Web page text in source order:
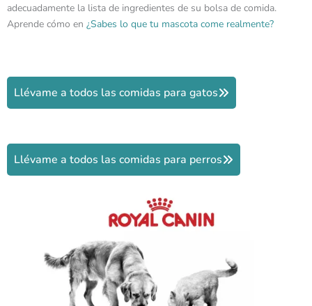
adecuadamente la lista de ingredientes de su bolsa de comida.
Aprende cómo en ¿Sabes lo que tu mascota come realmente?
Llévame a todos las comidas para gatos
Llévame a todos las comidas para perros